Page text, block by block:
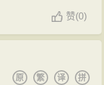
赞(0)
拼
译
繁
原